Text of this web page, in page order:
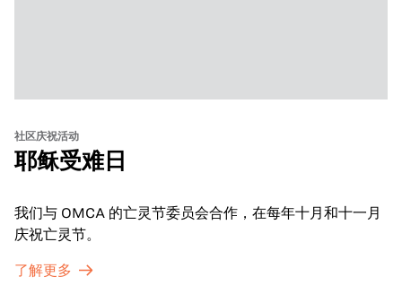
社区庆祝活动
耶稣受难日
我们与 OMCA 的亡灵节委员会合作，在每年十月和十一月
庆祝亡灵节。
了解更多